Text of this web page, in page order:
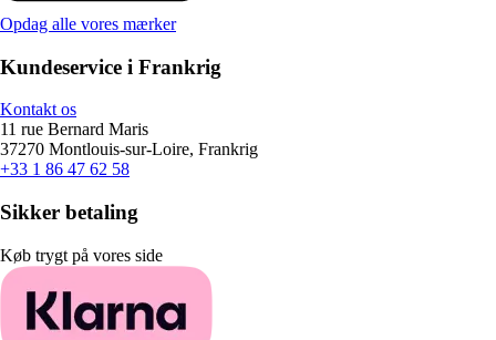
Opdag alle vores mærker
Kundeservice i Frankrig
Kontakt os
11 rue Bernard Maris
37270 Montlouis-sur-Loire, Frankrig
+33 1 86 47 62 58
Sikker betaling
Køb trygt på vores side